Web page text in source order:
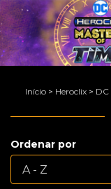
Início > Heroclix > DC
Ordenar por